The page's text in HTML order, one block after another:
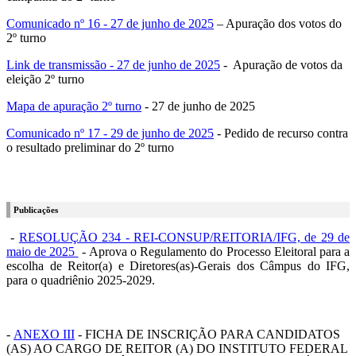
Comunicado nº 16 - 27 de junho de 2025 – Apuração dos votos do
2º turno
Link de transmissão - 27 de junho de 2025 - Apuração de votos da
eleição 2º turno
Mapa de apuração 2º turno - 27 de junho de 2025
Comunicado nº 17 - 29 de junho de 2025 - Pedido de recurso contra
o resultado preliminar do 2º turno
Publicações
- RESOLUÇÃO 234 - REI-CONSUP/REITORIA/IFG, de 29 de
maio de 2025 - Aprova o Regulamento do Processo Eleitoral para a
escolha de Reitor(a) e Diretores(as)-Gerais dos Câmpus do IFG,
para o quadriênio 2025-2029.
- ANEXO III - FICHA DE INSCRIÇÃO PARA CANDIDATOS
(AS) AO CARGO DE REITOR (A) DO INSTITUTO FEDERAL